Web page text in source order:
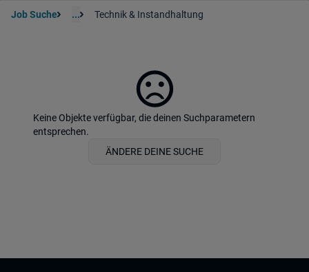
Job Suche ... Technik & Instandhaltung
Keine Objekte verfügbar, die deinen Suchparametern
entsprechen.
ÄNDERE DEINE SUCHE